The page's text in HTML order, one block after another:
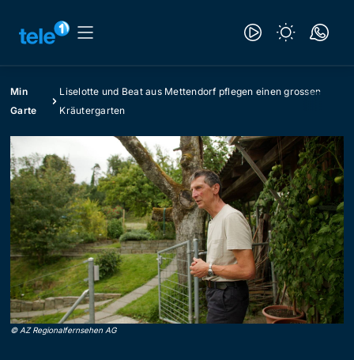
Min
Garte
Liselotte und Beat aus Mettendorf pflegen einen grossen
Kräutergarten
© AZ Regionalfernsehen AG